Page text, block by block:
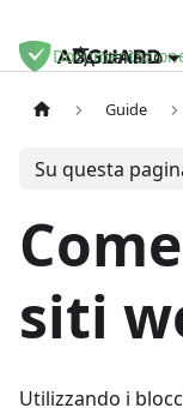
Italiano
Guide
Su questa
siti
Utilizzando i